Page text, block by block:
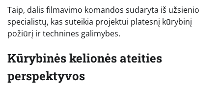
Taip, dalis filmavimo komandos sudaryta iš užsienio
specialistų, kas suteikia projektui platesnį kūrybinį
požiūrį ir technines galimybes.
Kūrybinės kelionės ateities
perspektyvos